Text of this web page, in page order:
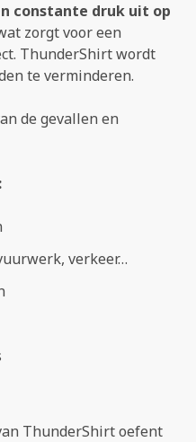
constante druk uit op
zorgt voor een
ThunderShirt wordt
te verminderen.
de gevallen en
verkeer…
ThunderShirt oefent